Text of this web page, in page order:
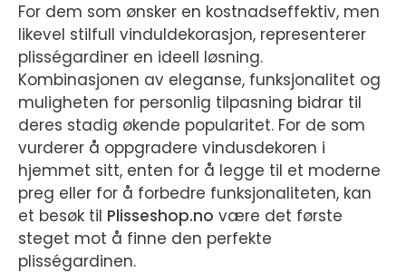
For dem som ønsker en kostnadseffektiv, men
likevel stilfull vinduldekorasjon, representerer
plisségardiner en ideell løsning.
Kombinasjonen av eleganse, funksjonalitet og
muligheten for personlig tilpasning bidrar til
deres stadig økende popularitet. For de som
vurderer å oppgradere vindusdekoren i
hjemmet sitt, enten for å legge til et moderne
preg eller for å forbedre funksjonaliteten, kan
et besøk til Plisseshop.no være det første
steget mot å finne den perfekte
plisségardinen.